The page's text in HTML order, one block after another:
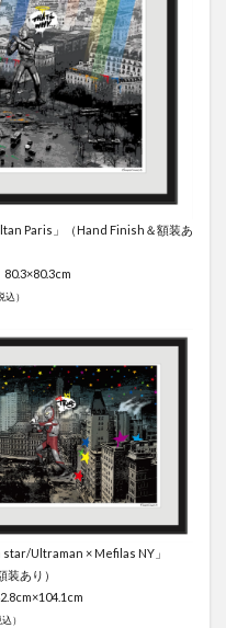
Paris」（Hand Finish＆額装あ
込）
Ultraman × Mefilas NY」
装あり）
）